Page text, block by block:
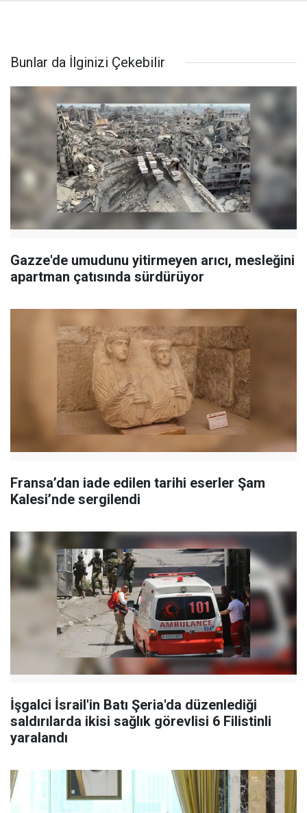
Bunlar da İlginizi Çekebilir
Gazze'de umudunu yitirmeyen arıcı, mesleğini
apartman çatısında sürdürüyor
Fransa’dan iade edilen tarihi eserler Şam
Kalesi’nde sergilendi
İşgalci İsrail'in Batı Şeria'da düzenlediği
saldırılarda ikisi sağlık görevlisi 6 Filistinli
yaralandı